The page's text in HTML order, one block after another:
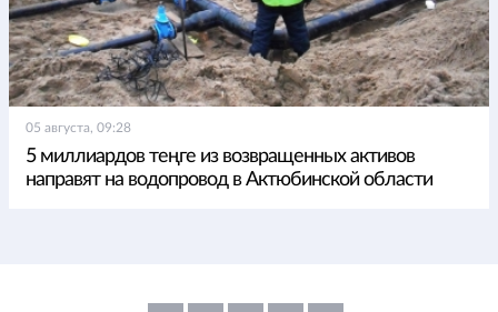
05 августа, 09:28
5 миллиардов теңге из возвращенных активов
направят на водопровод в Актюбинской области